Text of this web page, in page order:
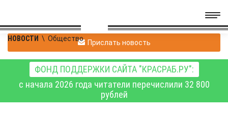
НОВОСТИ \ Общество Прислать новость
ФОНД ПОДДЕРЖКИ САЙТА "КРАСРАБ.РУ":
с начала 2026 года читатели перечислили 32 800
рублей